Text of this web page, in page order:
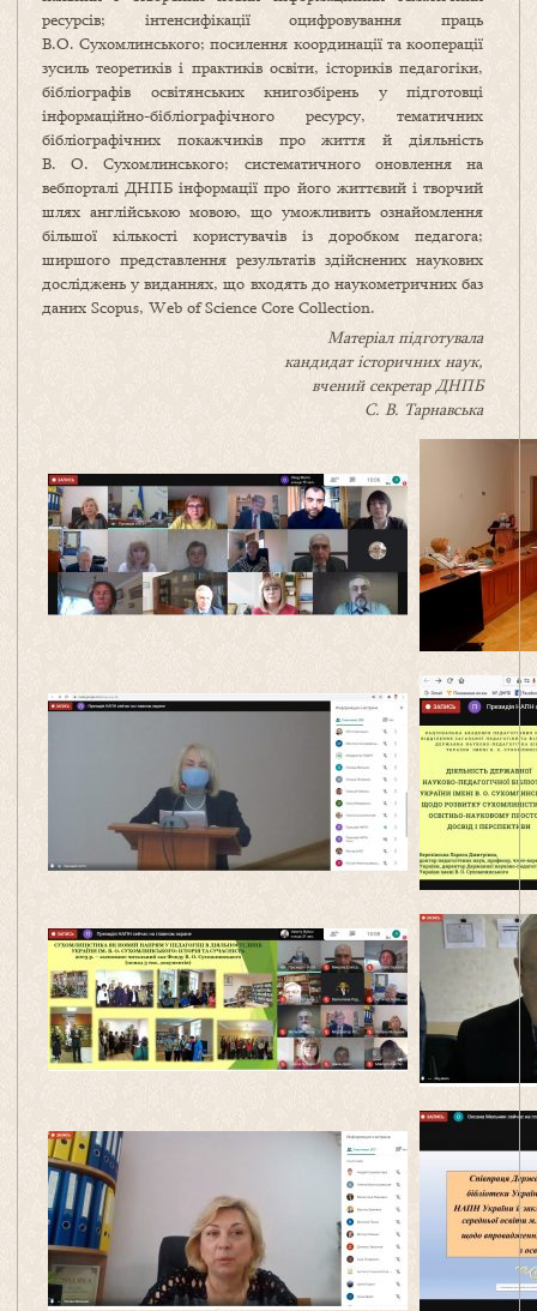
ресурсів; інтенсифікації оцифровування праць
В.О. Сухомлинського; посилення координації та кооперації
зусиль теоретиків і практиків освіти, істориків педагогіки,
бібліографів освітянських книгозбірень у підготовці
інформаційно-бібліографічного ресурсу, тематичних
бібліографічних покажчиків про життя й діяльність
В. О. Сухомлинського; систематичного оновлення на
вебпорталі ДНПБ інформації про його життєвий і творчий
шлях англійською мовою, що уможливить ознайомлення
більшої кількості користувачів із доробком педагога;
ширшого представлення результатів здійснених наукових
досліджень у виданнях, що входять до наукометричних баз
даних Scopus, Web of Science Core Collection.
Матеріал підготувала
кандидат історичних наук,
вчений секретар ДНПБ
С. В. Тарнавська